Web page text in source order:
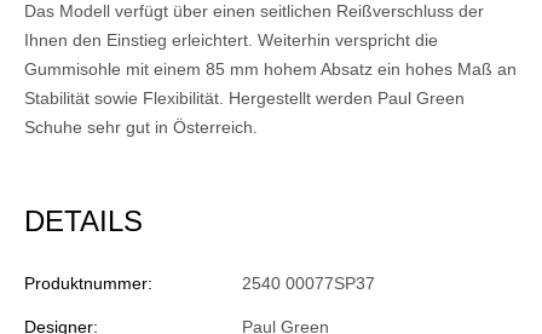
Das Modell verfügt über einen seitlichen Reißverschluss der
Ihnen den Einstieg erleichtert. Weiterhin verspricht die
Gummisohle mit einem 85 mm hohem Absatz ein hohes Maß an
Stabilität sowie Flexibilität. Hergestellt werden Paul Green
Schuhe sehr gut in Österreich.
DETAILS
Produktnummer: 2540 00077SP37
Designer: Paul Green